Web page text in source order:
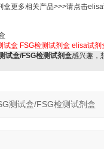
盒更多相关产品>>>请点击
试盒 FSG检测试剂盒 elisa试剂
试盒/FSG检测试剂盒感兴趣，